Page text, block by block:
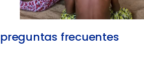
preguntas frecuentes